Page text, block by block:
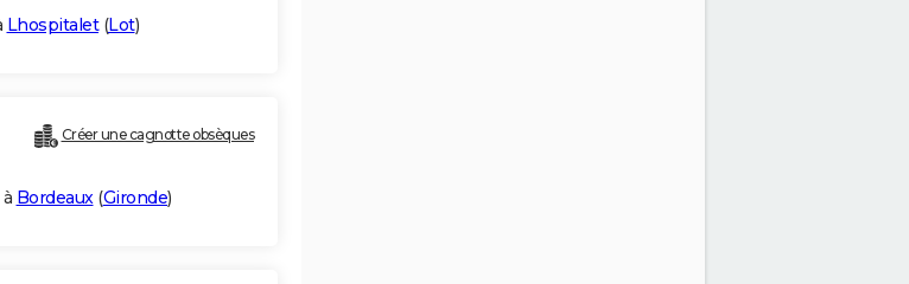
Lhospitalet(Lot)
Créer une cagnotte obsèques
Bordeaux(Gironde)